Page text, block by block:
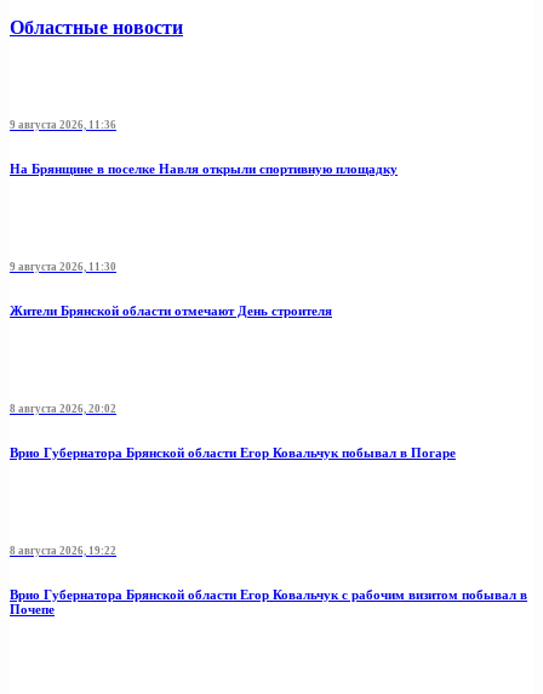
Областные новости
9 августа 2026, 11:36
На Брянщине в поселке Навля открыли спортивную площадку
9 августа 2026, 11:30
Жители Брянской области отмечают День строителя
8 августа 2026, 20:02
Врио Губернатора Брянской области Егор Ковальчук побывал в Погаре
8 августа 2026, 19:22
Врио Губернатора Брянской области Егор Ковальчук с рабочим визитом побывал в
Почепе